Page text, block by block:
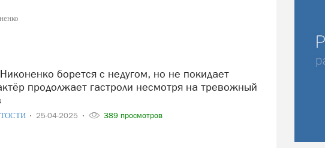
продолжает гастроли несмотря на тревожный
25-04-2025 389 просмотров